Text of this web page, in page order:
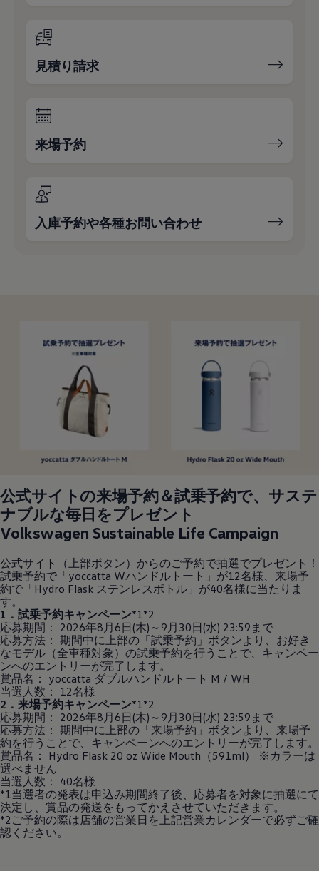
見積り請求
来場予約
入庫予約や各種お問い合わせ
公式サイトの来場予約＆試乗予約で、サステ
ナブルな毎日をプレゼント
Volkswagen Sustainable Life Campaign
公式サイト（上部ボタン）からのご予約で抽選でプレゼント！
試乗予約で「yoccatta Wハンドルトート」が12名様、来場予
約で「Hydro Flask ステンレスボトル」が40名様に当たりま
す。
1．試乗予約キャンペーン*1*2
応募期間： 2026年8月6日(木)～9月30日(水) 23:59まで
応募方法： 期間中に上部の「試乗予約」ボタンより、お好き
なモデル（全車種対象）の試乗予約を行うことで、キャンペー
ンへのエントリーが完了します。
賞品名： yoccatta ダブルハンドルトート M / WH
当選人数： 12名様
2．来場予約キャンペーン*1*2
応募期間： 2026年8月6日(木)～9月30日(水) 23:59まで
応募方法： 期間中に上部の「来場予約」ボタンより、来場予
約を行うことで、キャンペーンへのエントリーが完了します。
賞品名： Hydro Flask 20 oz Wide Mouth（591ml） ※カラーは
選べません
当選人数： 40名様
*1当選者の発表は申込み期間終了後、応募者を対象に抽選にて
決定し、賞品の発送をもってかえさせていただきます。
*2ご予約の際は店舗の営業日を上記営業カレンダーで必ずご確
認ください。